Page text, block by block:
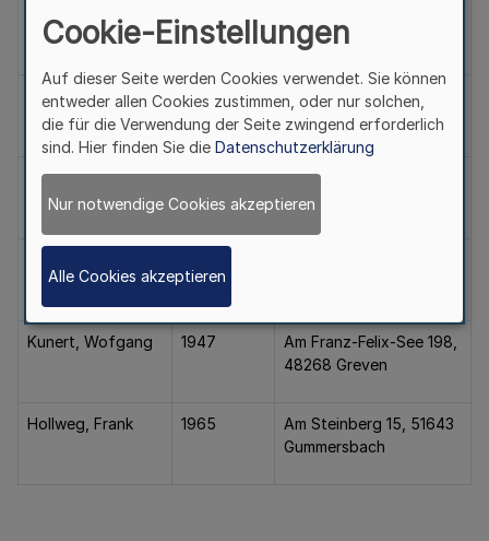
Dieter
Marsberg
Knuhr, Willi 1955
Mozartstr. 35, 59348
Lüdinghausen
Lauricella-Ninotta,
Calogero
1956
Gemarkenstr. 62, 51069
Köln
Kunert, Wofgang 1947
Am Franz-Felix-See 198,
48268 Greven
Hollweg, Frank 1965
Am Steinberg 15, 51643
Gummersbach
Cookie-Einstellungen
Auf dieser Seite werden Cookies verwendet. Sie können
entweder allen Cookies zustimmen, oder nur solchen,
die für die Verwendung der Seite zwingend erforderlich
sind. Hier finden Sie die Datenschutzerklärung
Nur notwendige Cookies akzeptieren
Alle Cookies akzeptieren